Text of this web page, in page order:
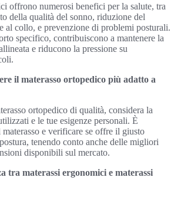
offrono numerosi benefici per la salute, tra
della qualità del sonno, riduzione del
al collo, e prevenzione di problemi posturali.
specifico, contribuiscono a mantenere la
e riducono la pressione su
il materasso ortopedico più adatto a
ortopedico di qualità, considera la
e le tue esigenze personali. È
e verificare se offre il giusto
tenendo conto anche delle migliori
disponibili sul mercato.
tra materassi ergonomici e materassi